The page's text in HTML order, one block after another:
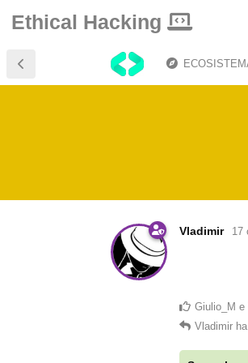
Ethical Hacking
Vladimir 17
Giulio_M e
Vladimir